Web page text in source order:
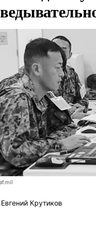
Евгений Крутиков